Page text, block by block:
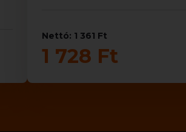
Nettó: 1 361 Ft
1 728 Ft